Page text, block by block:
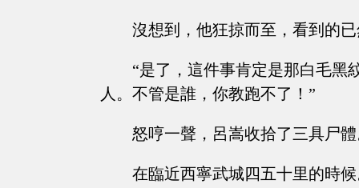
沒想到，他狂掠而至，看到的
“是了，這件事肯定是那白毛黑
人。不管是誰，你教跑不了！”
怒哼一聲，呂嵩收拾了三具尸
在臨近西寧武城四五十里的時